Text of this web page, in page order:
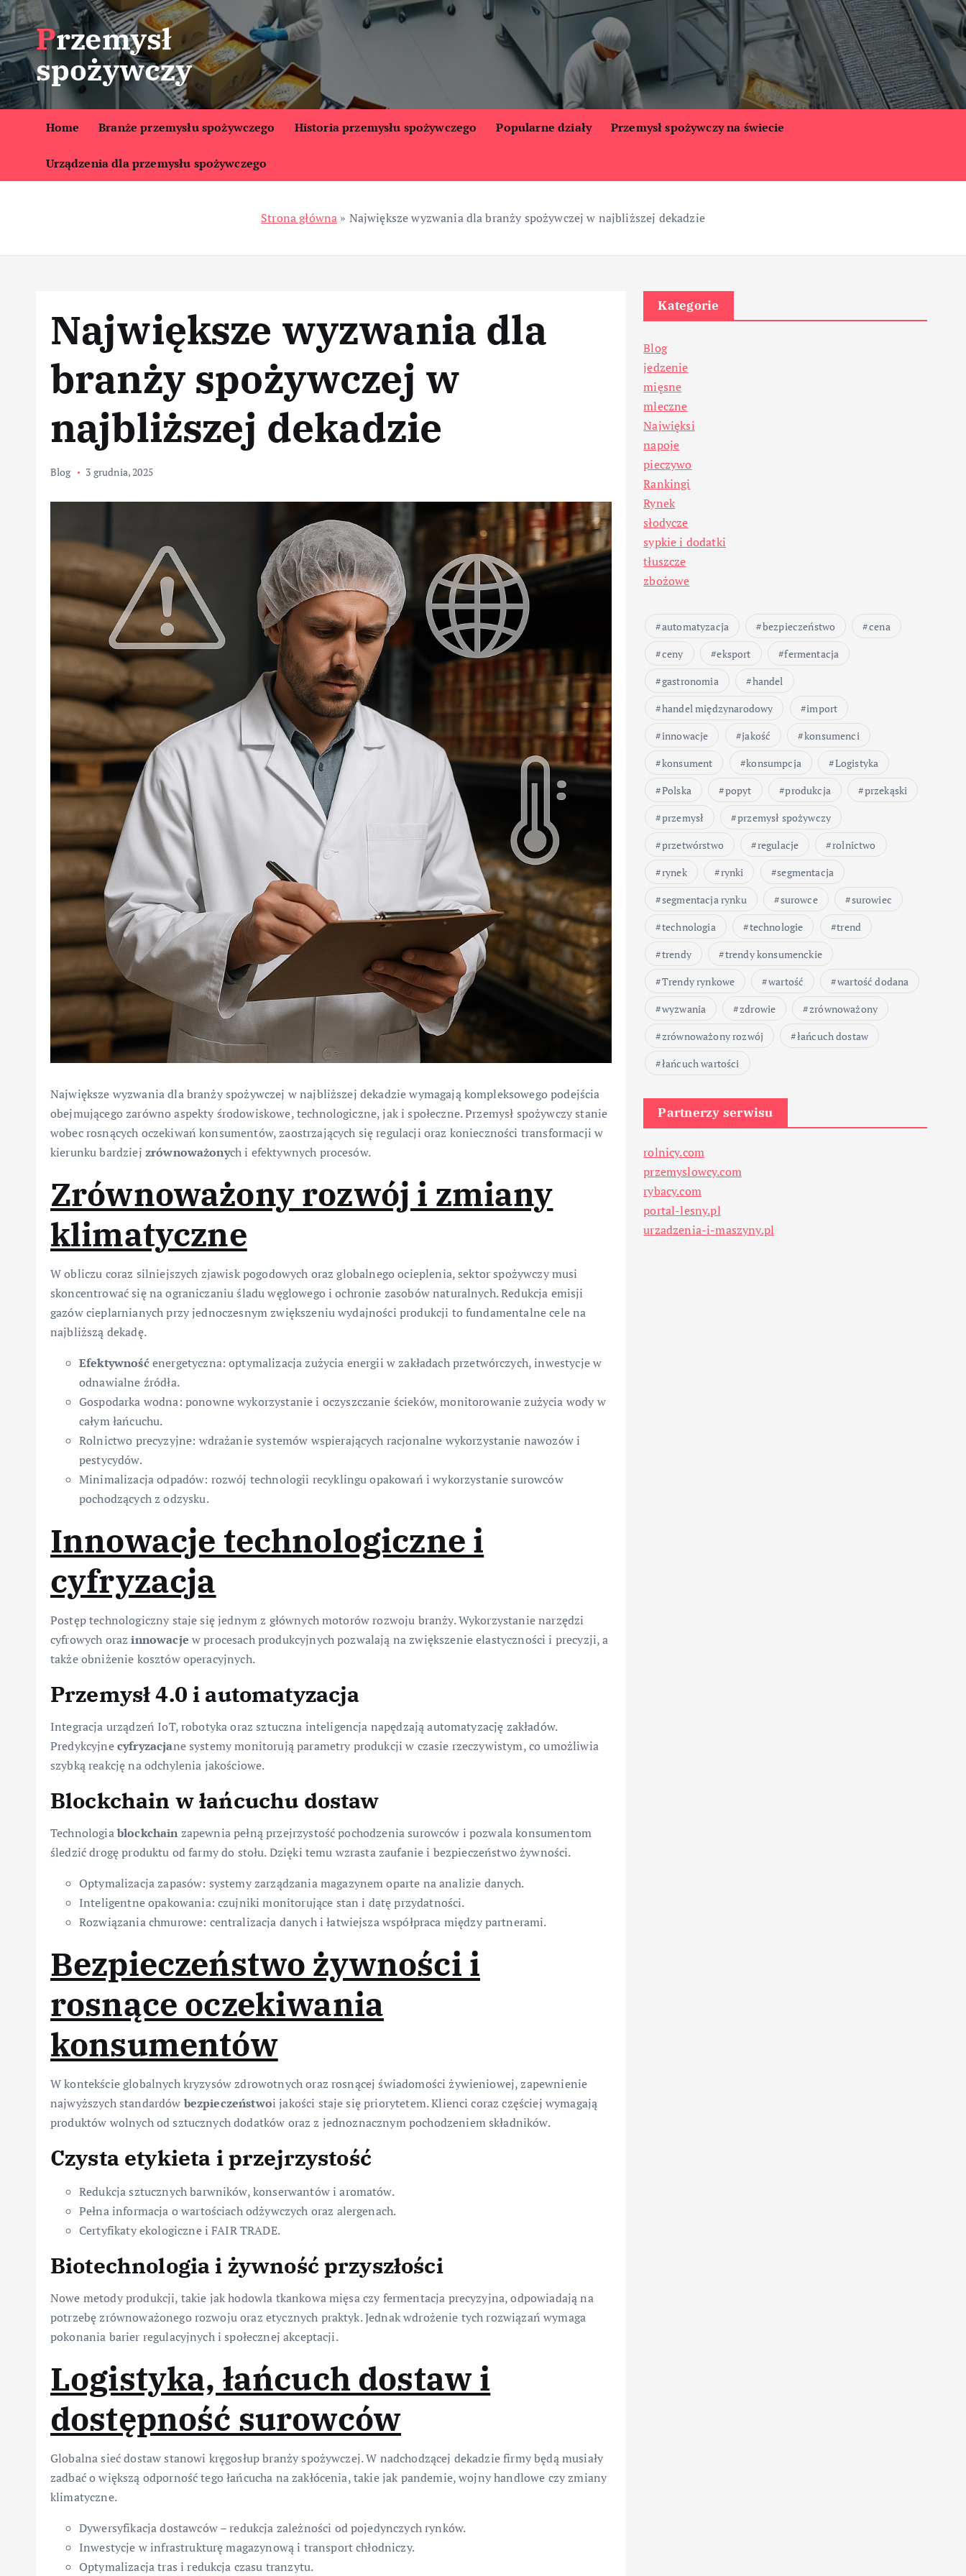
S
k
i
p
t
o
t
Przemysł
spożywczy
Home Branże przemysłu spożywczego Historia przemysłu spożywczego Popularne działy Przemysł spożywczy na świecie
Urządzenia dla przemysłu spożywczego
Strona główna » Największe wyzwania dla branży spożywczej w najbliższej dekadzie
Największe wyzwania dla
branży spożywczej w
najbliższej dekadzie
Blog 3 grudnia, 2025
Największe wyzwania dla branży spożywczej w najbliższej dekadzie wymagają kompleksowego podejścia
obejmującego zarówno aspekty środowiskowe, technologiczne, jak i społeczne. Przemysł spożywczy stanie
wobec rosnących oczekiwań konsumentów, zaostrzających się regulacji oraz konieczności transformacji w
kierunku bardziej zrównoważonych i efektywnych procesów.
Zrównoważony rozwój i zmiany
klimatyczne
W obliczu coraz silniejszych zjawisk pogodowych oraz globalnego ocieplenia, sektor spożywczy musi
skoncentrować się na ograniczaniu śladu węglowego i ochronie zasobów naturalnych. Redukcja emisji
gazów cieplarnianych przy jednoczesnym zwiększeniu wydajności produkcji to fundamentalne cele na
najbliższą dekadę.
Efektywność energetyczna: optymalizacja zużycia energii w zakładach przetwórczych, inwestycje w
odnawialne źródła.
Gospodarka wodna: ponowne wykorzystanie i oczyszczanie ścieków, monitorowanie zużycia wody w
całym łańcuchu.
Rolnictwo precyzyjne: wdrażanie systemów wspierających racjonalne wykorzystanie nawozów i
pestycydów.
Minimalizacja odpadów: rozwój technologii recyklingu opakowań i wykorzystanie surowców
pochodzących z odzysku.
Innowacje technologiczne i
cyfryzacja
Postęp technologiczny staje się jednym z głównych motorów rozwoju branży. Wykorzystanie narzędzi
cyfrowych orazinnowacje w procesach produkcyjnych pozwalają na zwiększenie elastyczności i precyzji, a
także obniżenie kosztów operacyjnych.
Przemysł 4.0 i automatyzacja
Integracja urządzeń IoT, robotyka oraz sztuczna inteligencja napędzają automatyzację zakładów.
Predykcyjnecyfryzacjane systemy monitorują parametry produkcji w czasie rzeczywistym, co umożliwia
szybką reakcję na odchylenia jakościowe.
Blockchain w łańcuchu dostaw
Technologiablockchain zapewnia pełną przejrzystość pochodzenia surowców i pozwala konsumentom
śledzić drogę produktu od farmy do stołu. Dzięki temu wzrasta zaufanie i bezpieczeństwo żywności.
Optymalizacja zapasów: systemy zarządzania magazynem oparte na analizie danych.
Inteligentne opakowania: czujniki monitorujące stan i datę przydatności.
Rozwiązania chmurowe: centralizacja danych i łatwiejsza współpraca między partnerami.
Bezpieczeństwo żywności i
rosnące oczekiwania
konsumentów
W kontekście globalnych kryzysów zdrowotnych oraz rosnącej świadomości żywieniowej, zapewnienie
najwyższych standardów bezpieczeństwoi jakości staje się priorytetem. Klienci coraz częściej wymagają
produktów wolnych od sztucznych dodatków oraz z jednoznacznym pochodzeniem składników.
Czysta etykieta i przejrzystość
Redukcja sztucznych barwników, konserwantów i aromatów.
Pełna informacja o wartościach odżywczych oraz alergenach.
Certyfikaty ekologiczne i FAIR TRADE.
Biotechnologia i żywność przyszłości
Nowe metody produkcji, takie jak hodowla tkankowa mięsa czy fermentacja precyzyjna, odpowiadają na
potrzebę zrównoważonego rozwoju oraz etycznych praktyk. Jednak wdrożenie tych rozwiązań wymaga
pokonania barier regulacyjnych i społecznej akceptacji.
Logistyka, łańcuch dostaw i
dostępność surowców
Globalna sieć dostaw stanowi kręgosłup branży spożywczej. W nadchodzącej dekadzie firmy będą musiały
zadbać o większą odporność tego łańcucha na zakłócenia, takie jak pandemie, wojny handlowe czy zmiany
klimatyczne.
Dywersyfikacja dostawców – redukcja zależności od pojedynczych rynków.
Inwestycje w infrastrukturę magazynową i transport chłodniczy.
Optymalizacja tras i redukcja czasu tranzytu.
Kategorie
Blog
jedzenie
mięsne
mleczne
Najwięksi
napoje
pieczywo
Rankingi
Rynek
słodycze
sypkie i dodatki
tłuszcze
zbożowe
automatyzacja bezpieczeństwo
cena
ceny
eksport
fermentacja
gastronomia
handel
handel międzynarodowy
import
innowacje
jakość
konsumenci
konsument
konsumpcja
Logistyka
Polska
popyt produkcja
przekąski
przemysł
przemysł spożywczy
przetwórstwo
regulacje
rolnictwo
rynek
rynki
segmentacja
segmentacja rynku
surowce
surowiec
technologia
technologie
trend
trendy
trendy konsumenckie
Trendy rynkowe
wartość
wartość dodana
wyzwania
zdrowie
zrównoważony
zrównoważony rozwój
łańcuch dostaw
łańcuch wartości
Partnerzy serwisu
rolnicy.com
przemyslowcy.com
rybacy.com
portal-lesny.pl
urzadzenia-i-maszyny.pl